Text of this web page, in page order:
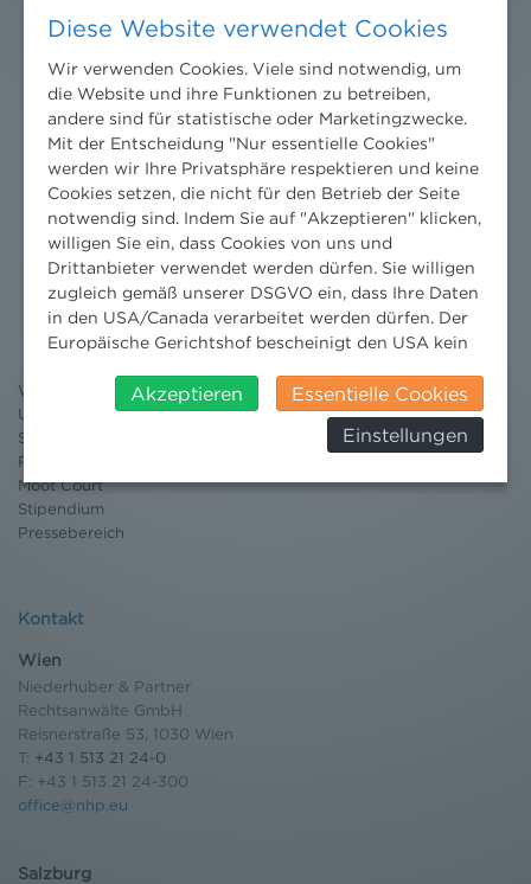
News aktuell
Newsletter
Willkommen Umweltrecht
Umweltrechtsblog
Seminare
Publikationen
Moot Court
Stipendium
Pressebereich
Kontakt
Wien
Niederhuber & Partner
Rechtsanwälte GmbH
Reisnerstraße 53, 1030 Wien
T: +43 1 513 21 24-0
F: +43 1 513 21 24-300
office@nhp.eu
Salzburg
Diese Website verwendet Cookies
Wir verwenden Cookies. Viele sind notwendig, um
die Website und ihre Funktionen zu betreiben,
andere sind für statistische oder Marketingzwecke.
Mit der Entscheidung "Nur essentielle Cookies"
werden wir Ihre Privatsphäre respektieren und keine
Cookies setzen, die nicht für den Betrieb der Seite
notwendig sind. Indem Sie auf "Akzeptieren" klicken,
willigen Sie ein, dass Cookies von uns und
Drittanbieter verwendet werden dürfen. Sie willigen
zugleich gemäß unserer DSGVO ein, dass Ihre Daten
in den USA/Canada verarbeitet werden dürfen. Der
Europäische Gerichtshof bescheinigt den USA kein
insbesondere das Risiko, dass ihre Daten durch US-
Behörden, zu Kontroll- und zu
Überwachungszwecken, verarbeitet werden und
werden können. Zudem finden Sie am
Bildschirmrand ein Cookie-Icon wo Sie jederzeit Ihre
Einwilligung widerrufen und Widerspruch ausüben.
Akzeptieren
Essentielle Cookies
Einstellungen